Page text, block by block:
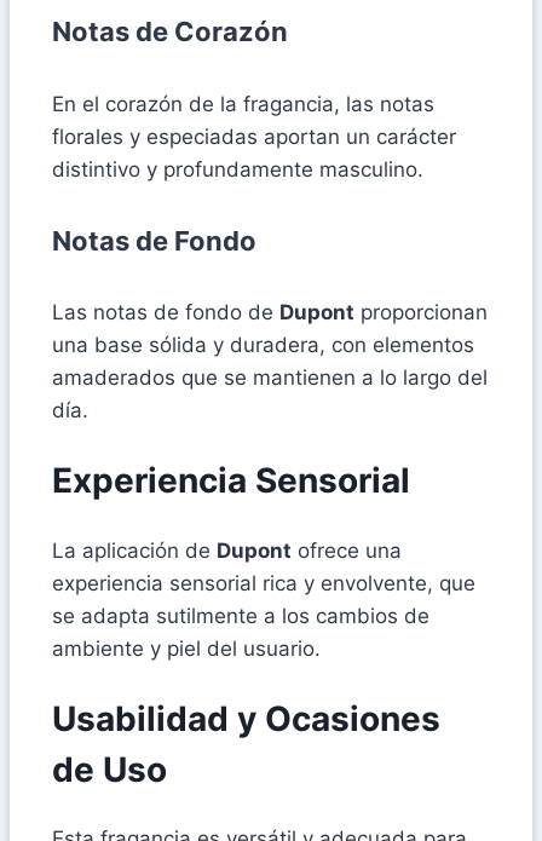
Notas de Corazón
En el corazón de la fragancia, las notas
florales y especiadas aportan un carácter
distintivo y profundamente masculino.
Notas de Fondo
Las notas de fondo de Dupont proporcionan
una base sólida y duradera, con elementos
amaderados que se mantienen a lo largo del
día.
Experiencia Sensorial
La aplicación de Dupont ofrece una
experiencia sensorial rica y envolvente, que
se adapta sutilmente a los cambios de
ambiente y piel del usuario.
Usabilidad y Ocasiones
de Uso